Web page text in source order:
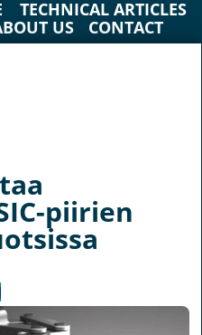
TECHNICAL ARTICLES
US CONTACT
piirien